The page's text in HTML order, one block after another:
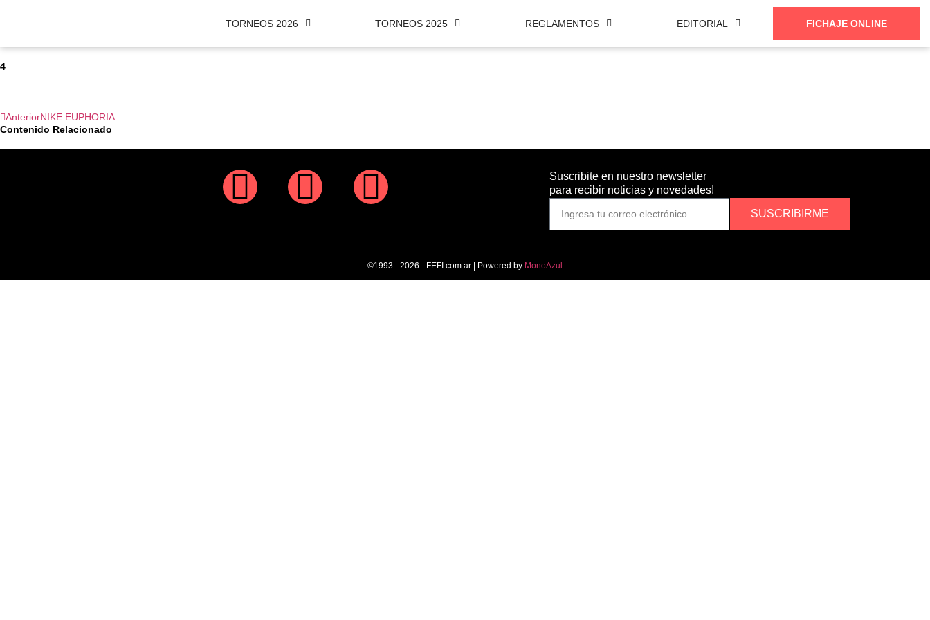
TORNEOS 2026 TORNEOS 2025 REGLAMENTOS EDITORIAL FICHAJE ONLINE
4
AnteriorNIKE EUPHORIA
Contenido Relacionado
Suscribite en nuestro newsletter
para recibir noticias y novedades!
SUSCRIBIRME
©1993 - 2026 - FEFI.com.ar | Powered by MonoAzul